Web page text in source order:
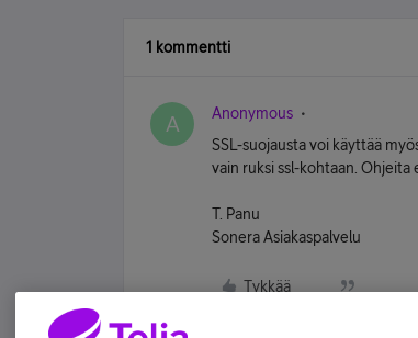
1 kommentti
A Anonymous
SSL-suojausta voi käyttää
vain ruksi ssl-kohtaan.
T. Panu
Sonera Asiakaspalvelu
Tykkää